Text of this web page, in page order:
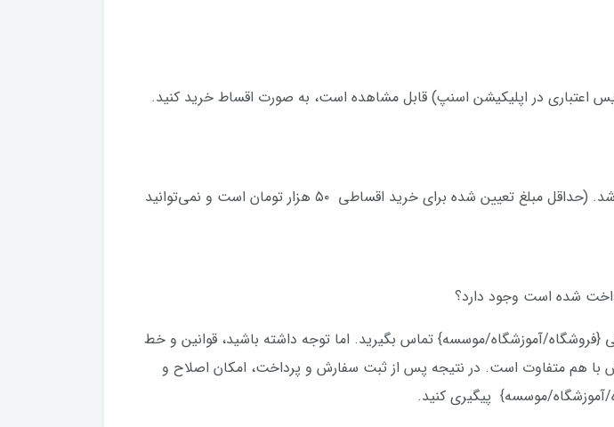
اعتباری در اپلیکیشن اسنپ) قابل مشاهده است، به صورت اقساط خرید کنید.
سفارش شما (مجموع سبد خریدتان) از حداقل مبلغ تعیین شده کمتر نباشد. (حداقل مبلغ تعیین شده برای خرید اقساطی ۵۰ هزار تومان است و نمی‌توانید
{فروشگاه/آموزشگاه/موسسه} تماس بگیرید. اما توجه داشته باشید، قوانین و خط‌
هم متفاوت است. در نتیجه پس از ثبت سفارش و پرداخت، امکان اصلاح و
آموزشگاه/موسسه} پیگیری کنید.